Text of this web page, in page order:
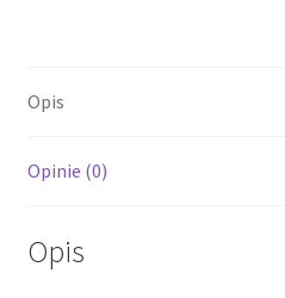
DKR
0425
SZARY
Opis
Opinie (0)
Opis